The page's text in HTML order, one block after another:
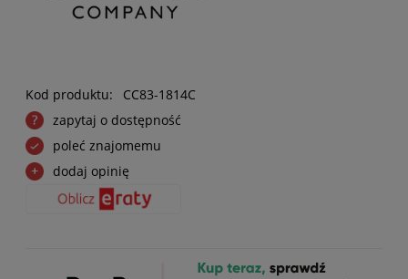
Kod produktu:
CC83-1814C
zapytaj o dostępność
poleć znajomemu
dodaj opinię